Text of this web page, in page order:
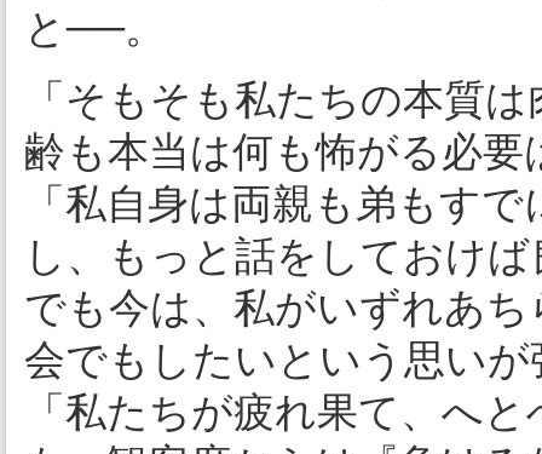
と──。
「そもそも私たちの本質
齢も本当は何も怖がる必要
「私自身は両親も弟もす
し、もっと話をしておけ
でも今は、私がいずれあ
会でもしたいという思い
「私たちが疲れ果て、へ